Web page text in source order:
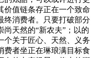
价值链条存正在一个致命
终消费者。只要打破部分
天然的“新农夫”；以的
个关于匠心、天然、义务
费者坐正在琳琅满目标食